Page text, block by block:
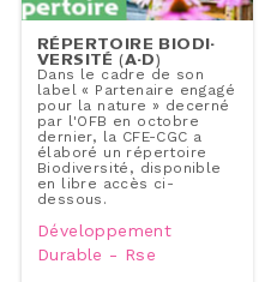
RÉ­PER­TOIRE BIO­DI­
VER­SI­TÉ (A-D)
Dans le cadre de son
label « Par­te­naire engagé
pour la nature » decerné
par l'OFB en octobre
dernier, la CFE-CGC a
élaboré un ré­per­toire
Bio­di­ver­si­té, dis­po­nible
en libre accès ci-​
dessous.
Développement
Durable - Rse